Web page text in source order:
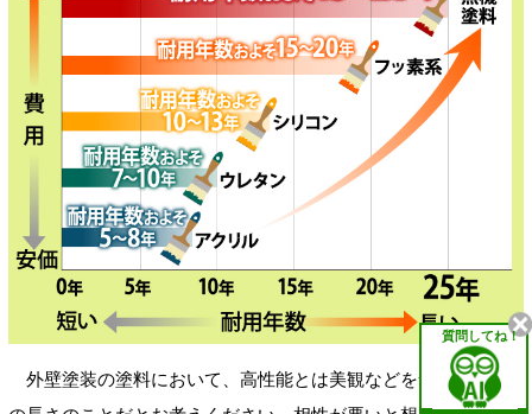
外壁塗装の塗料において、高性能とは美観などを含めた寿命
質問してね！